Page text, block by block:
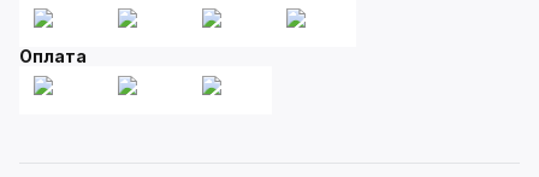
Оплата